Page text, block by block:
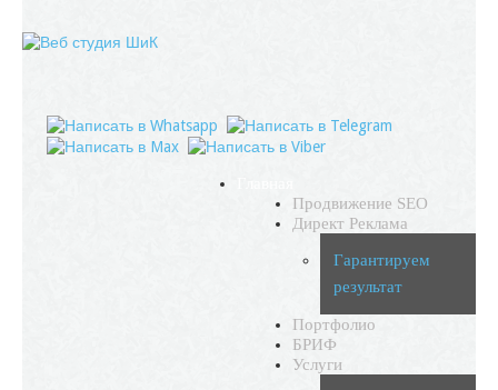
Продвижение SEO
Директ Реклама
Гарантируем
результат
Портфолио
БРИФ
Услуги